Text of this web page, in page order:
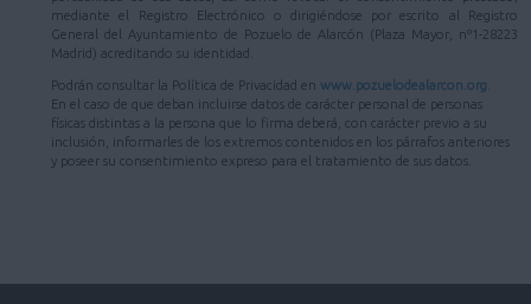
mediante el Registro Electrónico o dirigiéndose por escrito al Registro
General del Ayuntamiento de Pozuelo de Alarcón (Plaza Mayor, nº1-28223
Madrid) acreditando su identidad.
Podrán consultar la Política de Privacidad en www.pozuelodealarcon.org
En el caso de que deban incluirse datos de carácter personal de personas
físicas distintas a la persona que lo firma deberá, con carácter previo a su
inclusión, informarles de los extremos contenidos en los párrafos anteriores
y poseer su consentimiento expreso para el tratamiento de sus datos.